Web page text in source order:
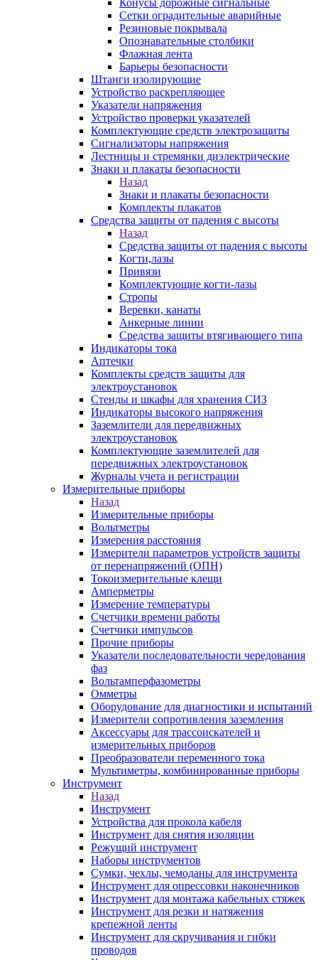
Конусы дорожные сигнальные
Сетки оградительные аварийные
Резиновые покрывала
Опознавательные столбики
Флажная лента
Барьеры безопасности
Штанги изолирующие
Устройство раскрепляющее
Указатели напряжения
Устройство проверки указателей
Комплектующие средств электрозащиты
Сигнализаторы напряжения
Лестницы и стремянки диэлектрические
Знаки и плакаты безопасности
Назад
Знаки и плакаты безопасности
Комплекты плакатов
Средства защиты от падения с высоты
Назад
Средства защиты от падения с высоты
Когти,лазы
Привязи
Комплектующие когти-лазы
Стропы
Веревки, канаты
Анкерные линии
Средства защиты втягивающего типа
Индикаторы тока
Аптечки
Комплекты средств защиты для
электроустановок
Стенды и шкафы для хранения СИЗ
Индикаторы высокого напряжения
Заземлители для передвижных
электроустановок
Комплектующие заземлителей для
передвижных электроустановок
Журналы учета и регистрации
Измерительные приборы
Назад
Измерительные приборы
Вольтметры
Измерения расстояния
Измерители параметров устройств защиты
от перенапряжений (ОПН)
Токоизмерительные клещи
Амперметры
Измерение температуры
Счетчики времени работы
Счетчики импульсов
Прочие приборы
Указатели последовательности чередования
фаз
Вольтамперфазометры
Омметры
Оборудование для диагностики и испытаний
Измерители сопротивления заземления
Аксессуары для трассоискателей и
измерительных приборов
Преобразователи переменного тока
Мультиметры, комбинированные приборы
Инструмент
Назад
Инструмент
Устройства для прокола кабеля
Инструмент для снятия изоляции
Режущий инструмент
Наборы инструментов
Сумки, чехлы, чемоданы для инструмента
Инструмент для опрессовки наконечников
Инструмент для монтажа кабельных стяжек
Инструмент для резки и натяжения
крепежной ленты
Инструмент для скручивания и гибки
проводов